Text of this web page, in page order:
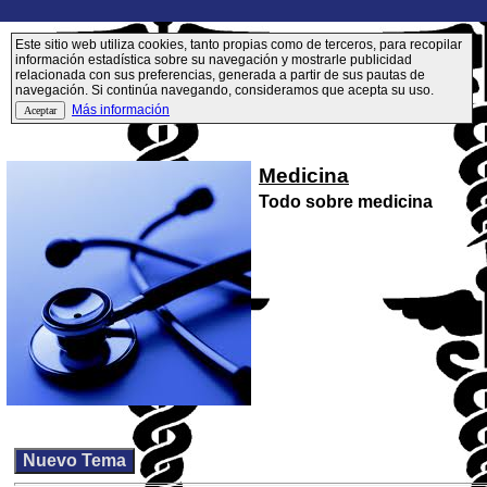
Este sitio web utiliza cookies, tanto propias como de terceros, para recopilar
información estadística sobre su navegación y mostrarle publicidad
relacionada con sus preferencias, generada a partir de sus pautas de
navegación. Si continúa navegando, consideramos que acepta su uso.
Más información
Medicina
Todo sobre medicina